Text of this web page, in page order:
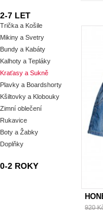
2-7 LET
Trička a Košile
Mikiny a Svetry
Bundy a Kabáty
Kalhoty a Tepláky
Kraťasy a Sukně
Plavky a Boardshorty
Kšiltovky a Klobouky
Zimní oblečení
Rukavice
Boty a Žabky
Doplňky
0-2 ROKY
920